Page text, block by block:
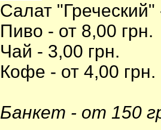
Салат "Греческий"
Пиво - от 8,00 грн.
Чай - 3,00 грн.
Кофе - от 4,00 грн.
Банкет - от 150